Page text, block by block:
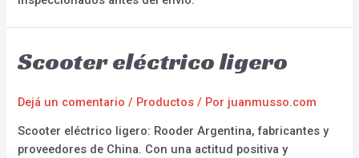
Scooter eléctrico ligero
Dejá un comentario / Productos / Por juanmusso.com
Scooter eléctrico ligero: Rooder Argentina, fabricantes y
proveedores de China. Con una actitud positiva y